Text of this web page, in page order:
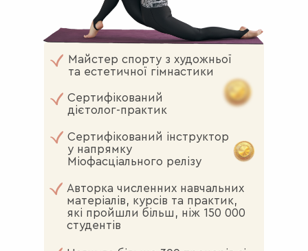
Майстер спорту з художньої
та естетичної гімнастики
Сертифікований
дієтолог-практик
Сертифікований інструктор
у напрямку
Міофасціального релізу
Авторка численних навчальних
матеріалів, курсів та практик,
які пройшли більш, ніж 150 000
студентів